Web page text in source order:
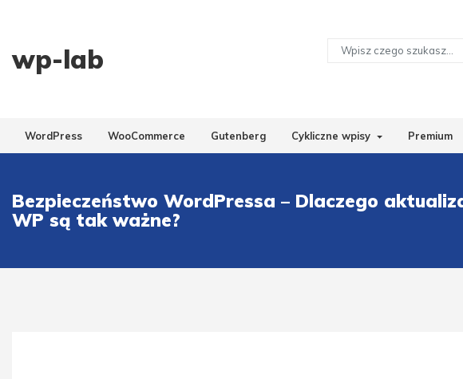
wp-lab
WordPress WooCommerce Gutenberg Cykliczne wpisy Premium
Bezpieczeństwo WordPressa – Dlaczego
WP są tak ważne?